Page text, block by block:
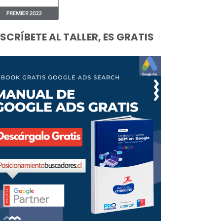
AL TALLER, ES GRATIS